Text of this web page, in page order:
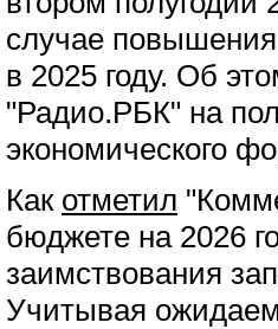
случае повышения
в 2025 году. Об
"Радио.РБК" на
экономического
Как отметил
бюджете на 2026
заимствования
Учитывая